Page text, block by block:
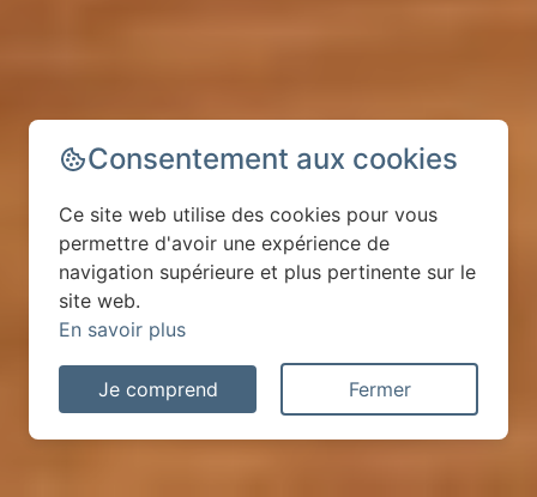
Consentement aux cookies
Ce site web utilise des cookies pour vous
permettre d'avoir une expérience de
navigation supérieure et plus pertinente sur le
site web.
En savoir plus
Je comprend Fermer